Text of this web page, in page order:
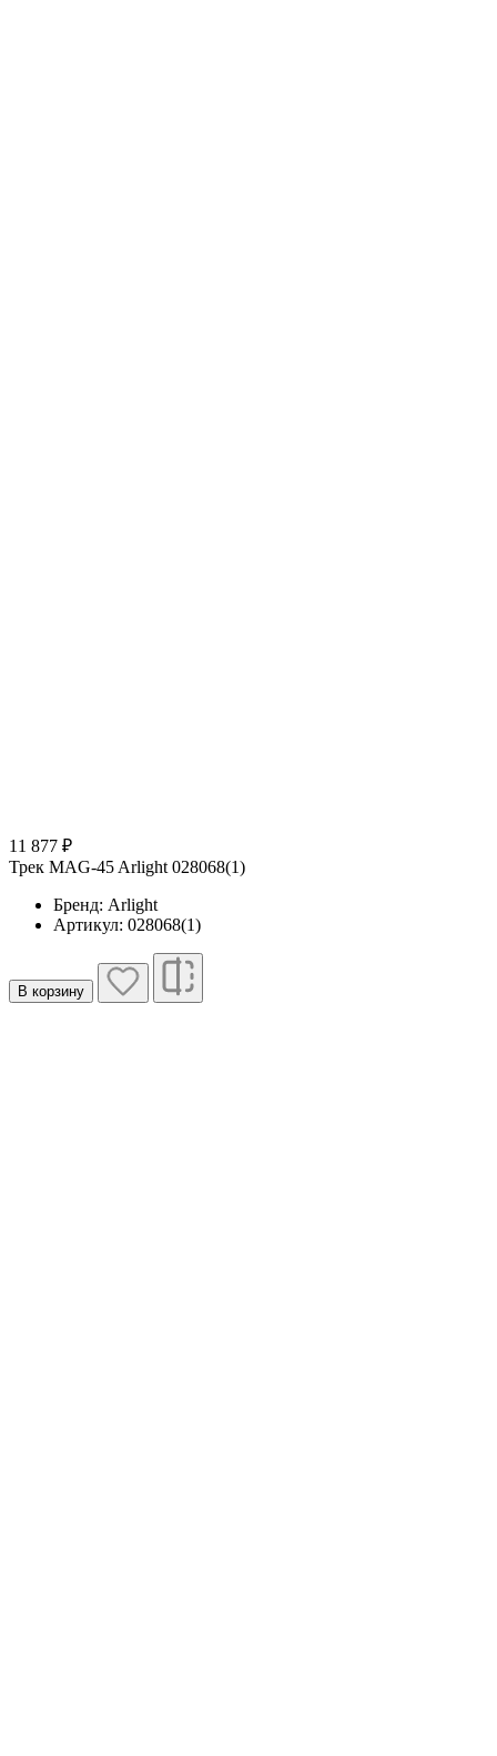
11 877 ₽
Трек MAG-45 Arlight 028068(1)
Бренд: Arlight
Артикул: 028068(1)
В корзину